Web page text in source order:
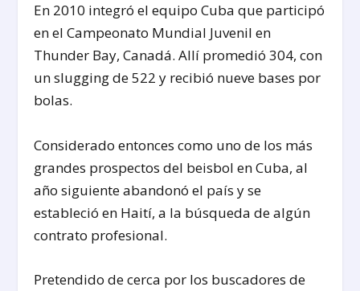
En 2010 integró el equipo Cuba que participó
en el Campeonato Mundial Juvenil en
Thunder Bay, Canadá. Allí promedió 304, con
un slugging de 522 y recibió nueve bases por
bolas.
Considerado entonces como uno de los más
grandes prospectos del beisbol en Cuba, al
año siguiente abandonó el país y se
estableció en Haití, a la búsqueda de algún
contrato profesional.
Pretendido de cerca por los buscadores de